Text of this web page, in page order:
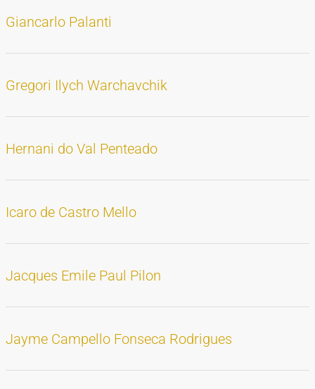
Giancarlo Palanti
Gregori Ilych Warchavchik
Hernani do Val Penteado
Icaro de Castro Mello
Jacques Emile Paul Pilon
Jayme Campello Fonseca Rodrigues